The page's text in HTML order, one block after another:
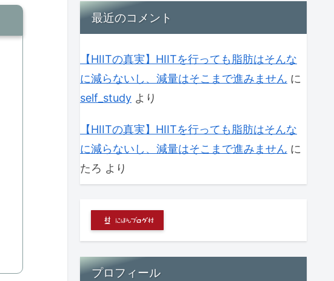
最近のコメント
【HIITの真実】HIITを行っても脂肪はそんな
に減らないし、減量はそこまで進みません に
self_study より
【HIITの真実】HIITを行っても脂肪はそんな
に減らないし、減量はそこまで進みません に
たろ より
プロフィール